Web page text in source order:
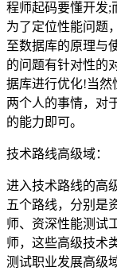
程师起码要懂开发;
为了定位性能问题
至数据库的原理与
的问题有针对性的
据库进行优化!当然
两个人的事情，对
的能力即可。
技术路线高级域：
进入技术路线的高
五个路线，分别是
师、资深性能测试
师，这些高级技术
测试职业发展高级